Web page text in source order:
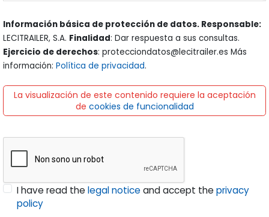
Información básica de protección de datos. Responsable:
LECITRAILER, S.A. Finalidad: Dar respuesta a sus consultas.
Ejercicio de derechos: protecciondatos@lecitrailer.es Más
información: Política de privacidad.
La visualización de este contenido requiere la aceptación
de cookies de funcionalidad
I have read thelegal noticeand accept theprivacy
policy